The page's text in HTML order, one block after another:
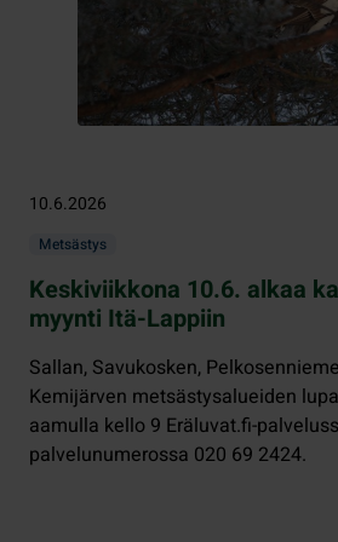
10.6.2026
Metsästys
Keskiviikkona 10.6. alkaa
myynti Itä-Lappiin
Sallan, Savukosken,
Kemijärven metsästysalueiden
aamulla kello 9 Eräluvat.fi-
palvelunumerossa 020 69 2424.